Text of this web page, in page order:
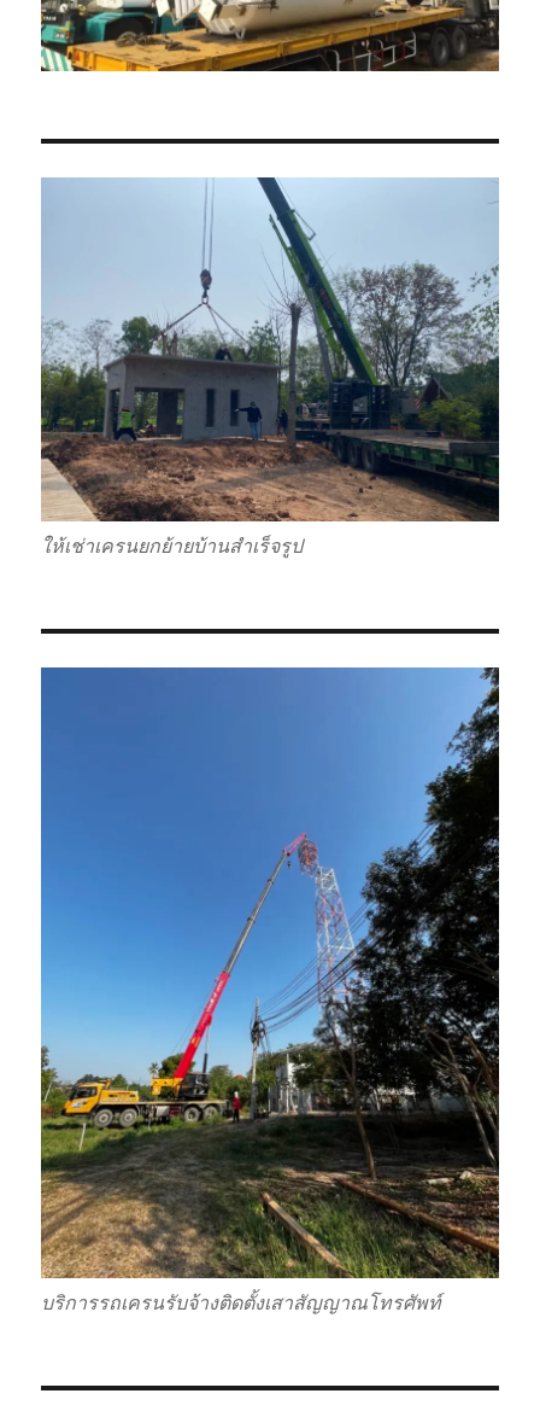
ให้เช่าเครนยกย้ายบ้านสำเร็จรูป
บริการรถเครนรับจ้างติดตั้งเสาสัญญาณโทรศัพท์